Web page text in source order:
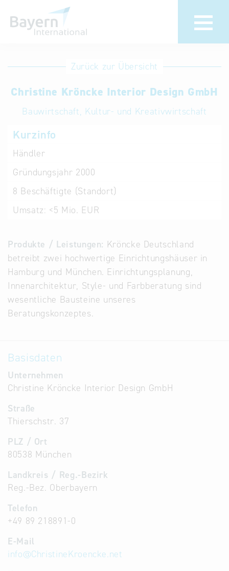
Anmeldung
Unternehmen
anmelden
Eintrag
löschen
Aktualisieren
Alternative
Datenbanken
aus
Österreich
und der
Zurück zur Übersicht
Christine Kröncke Interior Design GmbH
Bauwirtschaft, Kultur- und Kreativwirtschaft
Kurzinfo
Händler
Gründungsjahr 2000
8 Beschäftigte (Standort)
Umsatz: <5 Mio. EUR
Produkte / Leistungen: Kröncke Deutschland
betreibt zwei hochwertige Einrichtungshäuser in
Hamburg und München. Einrichtungsplanung,
Innenarchitektur, Style- und Farbberatung sind
wesentliche Bausteine unseres
Beratungskonzeptes.
Basisdaten
Unternehmen
Christine Kröncke Interior Design GmbH
Straße
Thierschstr. 37
PLZ / Ort
80538 München
Landkreis / Reg.-Bezirk
Reg.-Bez. Oberbayern
Telefon
+49 89 218891-0
E-Mail
info@ChristineKroencke.net